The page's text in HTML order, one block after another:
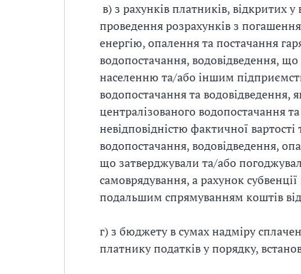
в) з рахунків платників, відкритих
проведення розрахунків з
енергію, опалення та постачання
водопостачання, водовідведення,
населенню та/або іншим
водопостачання та водовідведення,
централізованого водопостачання
невідповідністю фактичної вартості
водопостачання, водовідведення,
що затверджували та/або
самоврядування, а рахунок
подальшим спрямуванням коштів
г) з бюджету в сумах надміру
платнику податків у порядку,